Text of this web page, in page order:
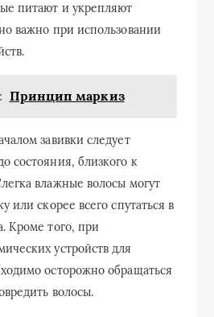
питают и укрепляют
важно при использовании
Принцип маркиз
завивки следует
состояния, близкого к
влажные волосы могут
или скорее всего спутаться в
Кроме того, при
устройств для
осторожно обращаться
волосы.